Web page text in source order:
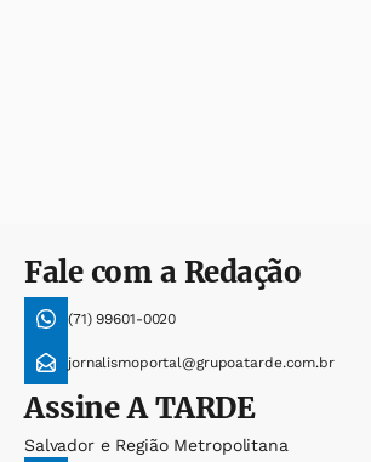
Fale com a Redação
(71) 99601-0020
jornalismoportal@grupoatarde.com.br
AssineA TARDE
Salvador e Região Metropolitana